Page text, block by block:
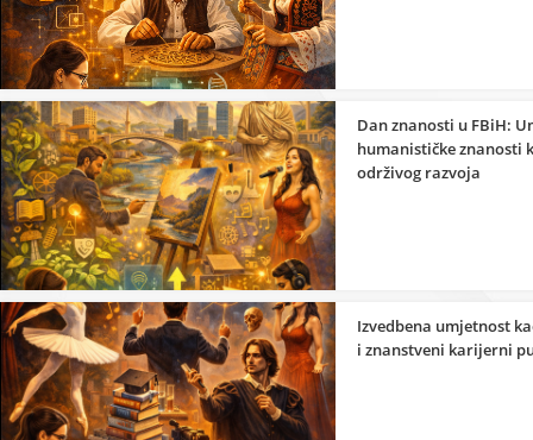
Dan znanosti u FBiH:
humanističke znanosti
održivog razvoja
Izvedbena umjetnost
i znanstveni karijerni